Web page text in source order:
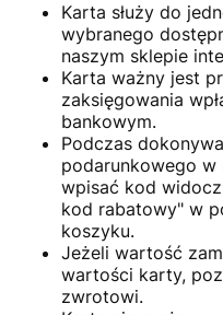
Karta służy do
wybranego
naszym sklepie
Karta ważny jest
zaksięgowania
bankowym.
Podczas
podarunkowego w
wpisać kod
kod rabatowy" w
koszyku.
Jeżeli wartość
wartości karty,
zwrotowi.